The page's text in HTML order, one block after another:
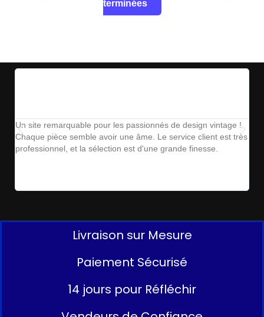
terminées
Un site remarquable pour les passionnés de design vintage !
Chaque pièce semble avoir une âme. Le service client est très
professionnel, et la sélection est d'une grande finesse.
Livraison sur Mesure
Paiement Sécurisé
14 jours pour Réfléchir